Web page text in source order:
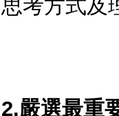
考方式及
選最重要